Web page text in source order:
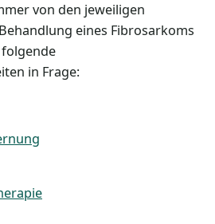
von den jeweiligen
eines Fibrosarkoms
in Frage: